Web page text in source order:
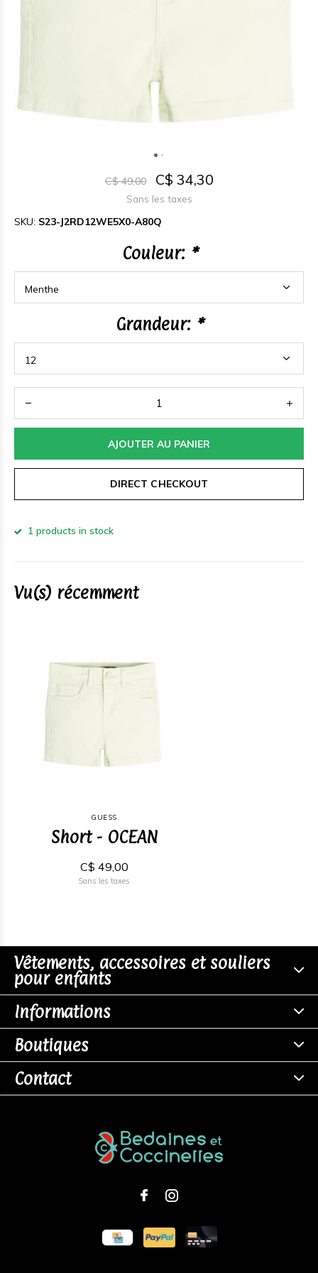
C$ 49,00 C$ 34,30
Sans les taxes
SKU: S23-J2RD12WE5X0-A80Q
Couleur: *
Grandeur: *
AJOUTER AU PANIER
DIRECT CHECKOUT
1 products in stock
Vu(s) récemment
GUESS
Short - OCEAN
C$ 49,00
Sans les taxes
Vêtements, accessoires et souliers
pour enfants
Informations
Boutiques
Contact